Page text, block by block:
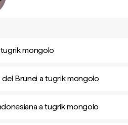
mongolo
del Brunei a tugrik mongolo
a tugrik mongolo